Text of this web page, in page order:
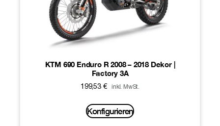
KTM 690 Enduro R 2008 – 2018 Dekor |
Factory 3A
199,53 € inkl. MwSt.
Konfigurieren